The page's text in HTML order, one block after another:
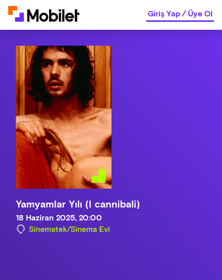
Giriş Yap/Üye Ol
Yamyamlar Yılı (I cannibali)
18 Haziran 2025, 20:00
Sinematek/Sinema Evi